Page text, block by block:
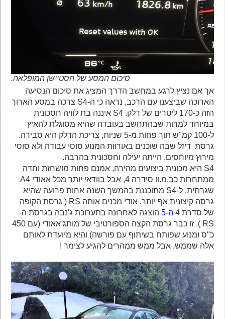
סיכום המסע של הסטיישן המופלאה.
אך אם נציץ לרגע במחשב הדרך המציג את סיכום הנסיעה
הארוכה שביצענו עם הרכב, נראה כי ה-S4 צרכה במסע הארוך
הזה כ-170 ליטרים של דלק. S4 איננה בת לוויה חסכונית
במיוחד למרות שבהתחשב בעובדה שהיא מסוגלת להאיץ
גרסת דיזל שבה שוכנים באורוות המנוע סוסי עבודה ולא סוסי
מירוץ מיוחסים, הייתה יעילה וחסכונית בהרבה.
S4 היא מכונית ביצועים מהירה, אמנם פחות מושחזת וחדה
ממתחרות כב.מ.וו סידרה 4, אבל בוודאי יותר מכל אאודי A4
שגרתית. ל-S4 מתוכננת בהמשך השנה אחות פרועה שהיא
גרסה קיצונית אף יותר. אודי מכנים אותה RS ( גרסת הקופה
של סדרת 4
ה-5
הוצגה לאחרונה בתערוכת ג'נבה בגרסת ה-
RS ). זו כבר גרסת הקצה הספורטיבי של מותג אאודי (עם 450
כ"ס ומנוע שפותח בשיתוף עם פורשה) והיא מיועדת לאותם
אלה שממש, אבל ממש ממהרים להגיע לצימר !